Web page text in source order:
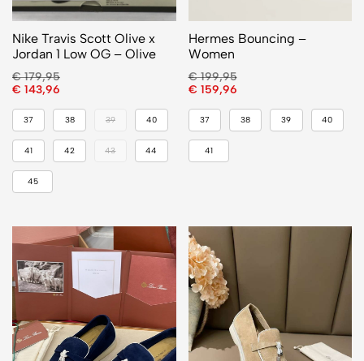
Nike Travis Scott Olive x
Jordan 1 Low OG – Olive
€179,95
€ 143,96
37 38 39 40
41 42 43 44
45
Hermes Bouncing –
Women
€199,95
€ 159,96
37 38 39 40
41